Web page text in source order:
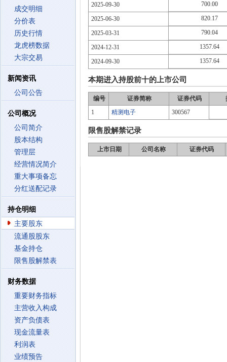
成交明细
分价表
历史行情
龙虎榜数据
大宗交易
新闻资讯
公司公告
公司概况
公司简介
股本结构
管理层
经营情况简介
重大事项备忘
分红送配记录
持仓明细
主要股东
流通股股东
基金持仓
限售股解禁表
财务数据
重要财务指标
主营收入构成
资产负债表
现金流量表
利润表
业绩预告
2025-09-30
700.00
2025-06-30 820.17
2025-03-31 790.04
2024-12-31 1357.64
2024-09-30 1357.64
本期进入持股前十的上市公司
编号 证券简称 证券代码
1
精测电子 300567
限售股解禁记录
上市日期 公司名称 证券代码